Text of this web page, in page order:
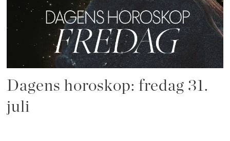
Dagens horoskop: fredag 31.
juli